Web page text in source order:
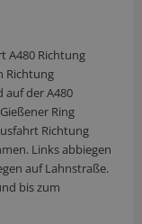
A480 Richtung
Richtung
der A480
Ring
Richtung
Links abbiegen
auf Lahnstraße.
bis zum